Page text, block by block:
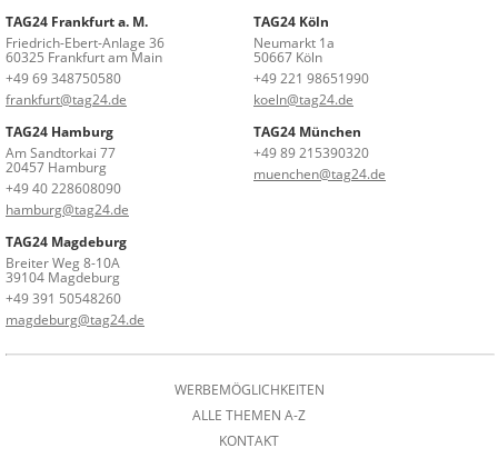
TAG24 Frankfurt a. M.
Friedrich-Ebert-Anlage 36
60325 Frankfurt am Main
+49 69 348750580
frankfurt@tag24.de
TAG24 Köln
Neumarkt 1a
50667 Köln
+49 221 98651990
koeln@tag24.de
TAG24 Hamburg
Am Sandtorkai 77
20457 Hamburg
+49 40 228608090
hamburg@tag24.de
TAG24 München
+49 89 215390320
muenchen@tag24.de
TAG24 Magdeburg
Breiter Weg 8-10A
39104 Magdeburg
+49 391 50548260
magdeburg@tag24.de
WERBEMÖGLICHKEITEN
ALLE THEMEN A-Z
KONTAKT